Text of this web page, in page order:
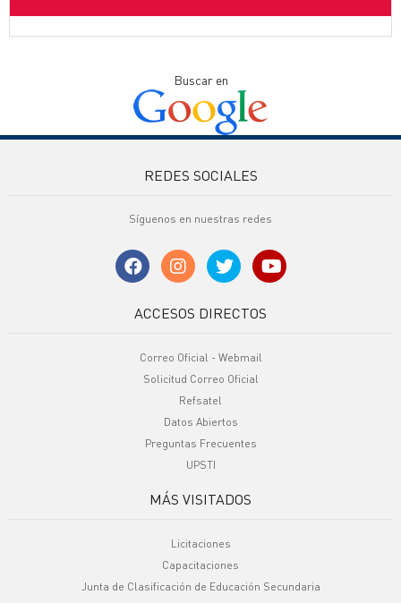
Buscar en
REDES SOCIALES
Síguenos en nuestras redes
ACCESOS DIRECTOS
Correo Oficial - Webmail
Solicitud Correo Oficial
Refsatel
Datos Abiertos
Preguntas Frecuentes
UPSTI
MÁS VISITADOS
Licitaciones
Capacitaciones
Junta de Clasificación de Educación Secundaria